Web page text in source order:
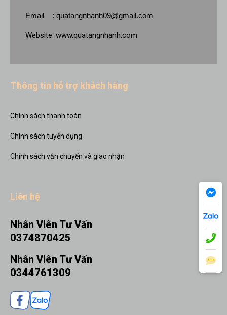
Email : quatangnhanh09@gmail.com
Website: www.quatangnhanh.com
Thông tin hỗ trợ khách hàng
Chính sách thanh toán
Chính sách tuyển dụng
Chính sách vận chuyển và giao nhận
Liên hệ
Nhân Viên Tư Vấn
0374870425
Nhân Viên Tư Vấn
0344761309